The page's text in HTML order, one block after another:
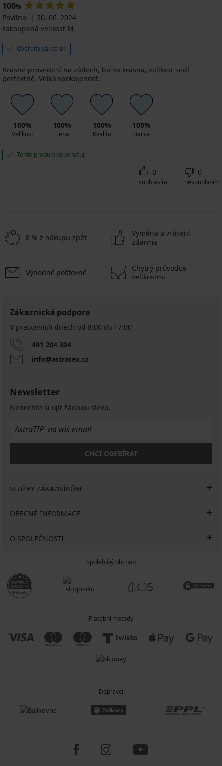
100%
Pavlína
30. 06. 2024
zakoupená velikost M
Ověřený zákazník
Krásné provedení na zádech, barva krásná, velikost sedí
perfektně. Velká spokojenost.
100%
Velikost
100%
Cena
100%
Kvalita
100%
Barva
Tento produkt doporučuji
0
souhlasím
0
nesouhlasím
8 % z nákupu zpět
Výměna a vrácení
zdarma
Výhodné poštovné
Chytrý průvodce
velikostmi
Zákaznická podpora
V pracovních dnech od 8:00 do 17:00
491 204 304
info@astratex.cz
Newsletter
Nenechte si ujít žádnou slevu.
CHCI ODEBÍRAT
SLUŽBY ZÁKAZNÍKŮM
OBECNÉ INFORMACE
O SPOLEČNOSTI
Spolehlivý obchod
Platební metody
Dopravci